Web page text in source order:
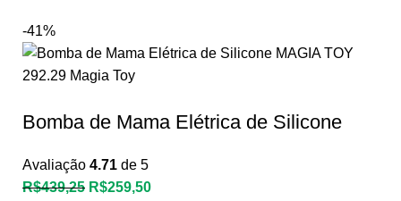
-41%
Bomba de Mama Elétrica de Silicone
Avaliação 4.71 de 5
R$439,25 R$259,50